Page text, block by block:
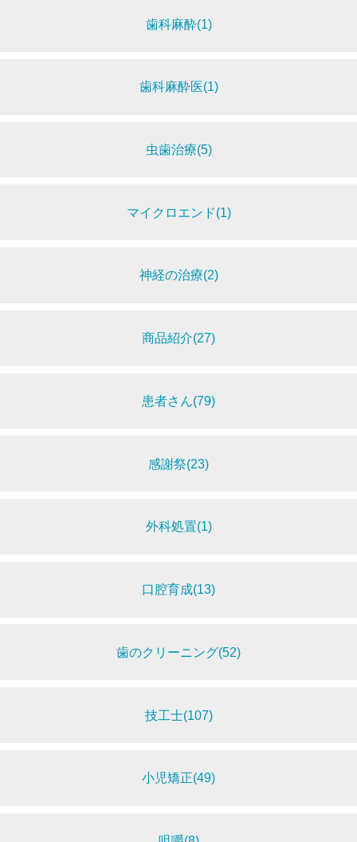
歯科麻酔(1)
歯科麻酔医(1)
虫歯治療(5)
マイクロエンド(1)
神経の治療(2)
商品紹介(27)
患者さん(79)
感謝祭(23)
外科処置(1)
口腔育成(13)
歯のクリーニング(52)
技工士(107)
小児矯正(49)